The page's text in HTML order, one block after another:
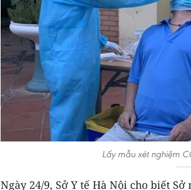
Lấy mẫu xét nghiệm
Ngày 24/9, Sở Y tế Hà Nội cho biết